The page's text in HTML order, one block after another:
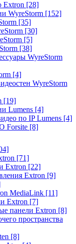
Extron [28]
WyreStorm [152]
[35]
[30]
[5]
[38]
WyreStorm
[4]
WyreStorm
[19]
Lumens [4]
по IP Lumens [4]
Forsite [8]
[71]
Extron [22]
Extron [9]
MediaLink [11]
Extron [7]
панели Extron [8]
пространства
[8]